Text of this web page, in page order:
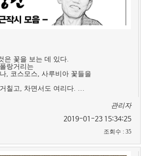
은 꽃을 보는 데 있다.
랑거리는
, 코스모스, 사루비아 꽃들을
칠고, 차면서도 여리다. …
관리자
2019-01-23 15:34:25
조회수 : 35